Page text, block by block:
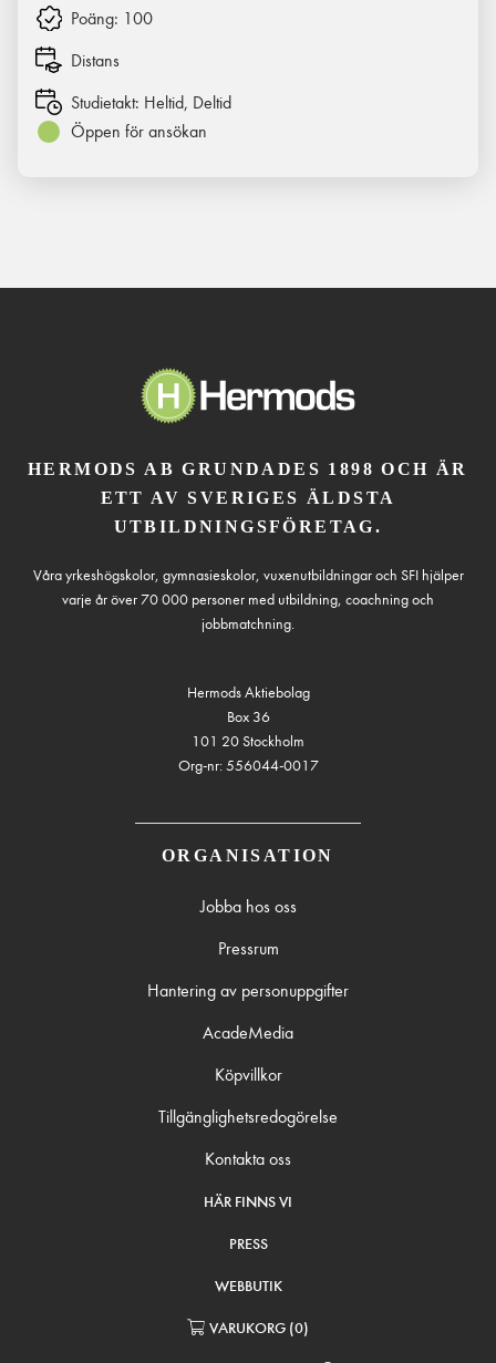
Poäng: 100
Distans
Studietakt: Heltid, Deltid
Öppen för ansökan
HERMODS AB GRUNDADES 1898 OCH ÄR
ETT AV SVERIGES ÄLDSTA
UTBILDNINGSFÖRETAG.
Våra yrkeshögskolor, gymnasieskolor, vuxenutbildningar och SFI hjälper
varje år över 70 000 personer med utbildning, coachning och
jobbmatchning.
Hermods Aktiebolag
Box 36
101 20 Stockholm
Org-nr: 556044-0017
ORGANISATION
Jobba hos oss
Pressrum
Hantering av personuppgifter
AcadeMedia
Köpvillkor
Tillgänglighetsredogörelse
Kontakta oss
HÄR FINNS VI
PRESS
WEBBUTIK
VARUKORG (0)